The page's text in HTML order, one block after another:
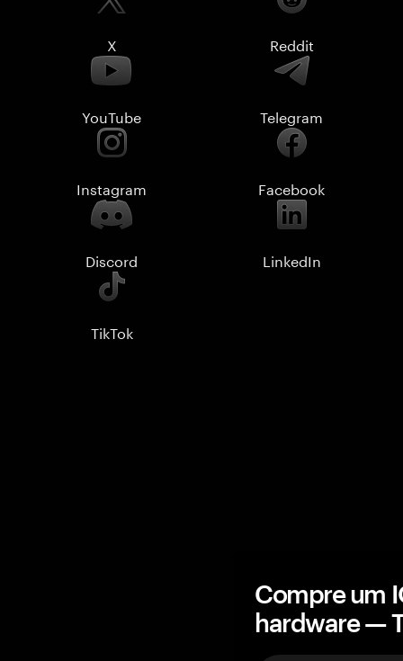
X Reddit
YouTube Telegram
Instagram Facebook
Discord LinkedIn
TikTok
Compre um
hardware —